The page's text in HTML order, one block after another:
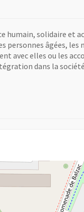
humain, solidaire et
personnes âgées, les
avec elles ou les
dans la